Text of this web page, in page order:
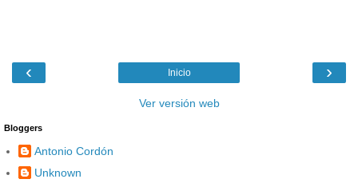
‹ ›
Inicio
Ver versión web
Bloggers
Antonio Cordón
Unknown